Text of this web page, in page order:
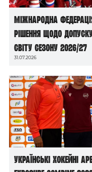
Міжнародна
рішення щодо
світу сезону 2026/27
31.07.2026
Українські хокейні